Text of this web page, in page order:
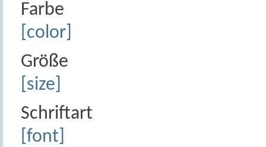
Farbe
[color]
Größe
[size]
Schriftart
[font]